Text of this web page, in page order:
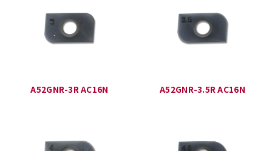
A52GNR-3R AC16N A52GNR-3.5R AC16N